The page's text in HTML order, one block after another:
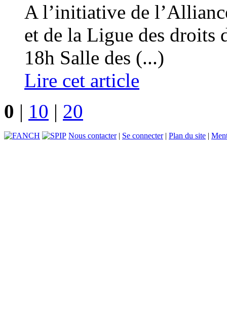
A l’initiative de
et de la Ligue des droits
18h Salle des (...)
Lire cet article
0 | 10 | 20
Nous contacter| Se connecter| Plan du site |